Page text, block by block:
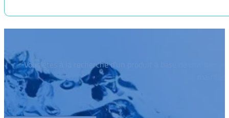
Vous êtes à la recherche d'un produit à base de charbon